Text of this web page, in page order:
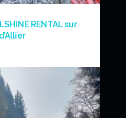
RENTAL sur
fermée, de nombreuses
à
RAILSHINE RENTAL